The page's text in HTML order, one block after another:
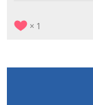
1